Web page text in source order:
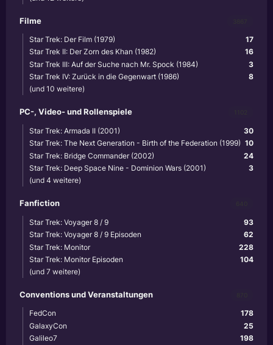
Filme
17
Star Trek: Der Film (1979)
16
Star Trek II: Der Zorn des Khan (1982)
3
Star Trek III: Auf der Suche nach Mr. Spock (1984)
8
Star Trek IV: Zurück in die Gegenwart (1986)
(und 10 weitere)
PC-, Video- und Rollenspiele
30
Star Trek: Armada II (2001)
10
Star Trek: The Next Generation - Birth of the Federation (1999)
24
Star Trek: Bridge Commander (2002)
3
Star Trek: Deep Space Nine - Dominion Wars (2001)
(und 4 weitere)
Fanfiction
93
Star Trek: Voyager 8 / 9
62
Star Trek: Voyager 8 / 9 Episoden
228
Star Trek: Monitor
104
Star Trek: Monitor Episoden
(und 7 weitere)
Conventions und Veranstaltungen
178
FedCon
25
GalaxyCon
198
Galileo7